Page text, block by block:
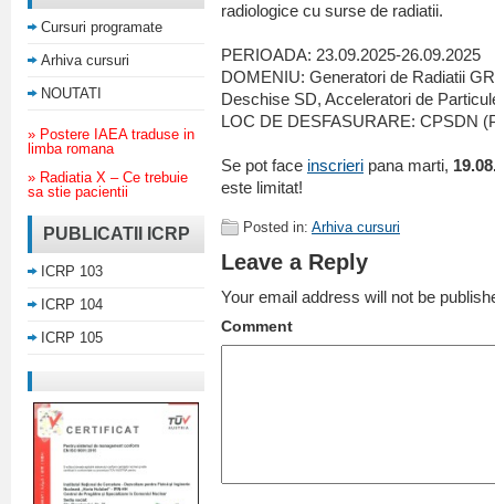
radiologice cu surse de radiatii.
PERIOADA: 23.09.2025-26.09.2025
DOMENIU: Generatori de Radiatii
Deschise SD, Acceleratori de
LOC DE DESFASURARE: CPSDN
Se pot face inscrieri pana marti,
este limitat!
Posted in: Arhiva cursuri
Leave a Reply
Your email address will not be
Comment
Cursuri programate
Arhiva cursuri
NOUTATI
» Postere IAEA traduse in
limba romana
» Radiatia X – Ce trebuie
sa stie pacientii
PUBLICATII ICRP
ICRP 103
ICRP 104
ICRP 105